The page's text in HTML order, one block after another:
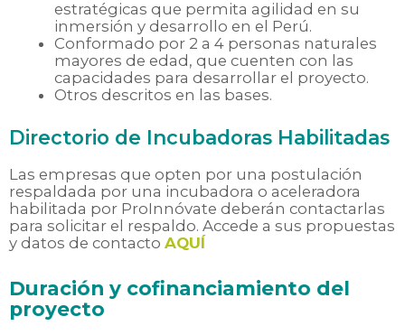
estratégicas que permita agilidad en su
inmersión y desarrollo en el Perú.
Conformado por 2 a 4 personas naturales
mayores de edad, que cuenten con las
capacidades para desarrollar el proyecto.
Otros descritos en las bases.
Directorio de Incubadoras Habilitadas
Las empresas que opten por una postulación
respaldada por una incubadora o aceleradora
habilitada por ProInnóvate deberán contactarlas
para solicitar el respaldo. Accede a sus propuestas
y datos de contacto AQUÍ
Duración y cofinanciamiento del
proyecto